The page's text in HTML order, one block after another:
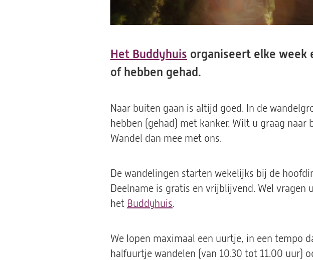
Het Buddyhuis organiseert elke week
of hebben gehad.
Naar buiten gaan is altijd goed. In de
hebben (gehad) met kanker. Wilt u graag
Wandel dan mee met ons.
De wandelingen starten wekelijks bij de
Deelname is gratis en vrijblijvend. Wel vragen
het Buddyhuis(opent
een
nieuwe
.
We lopen maximaal een uurtje, in een tempo
halfuurtje wandelen (van 10.30 tot 11.00 uur)